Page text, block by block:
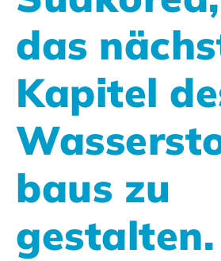
das
Kapitel
baus zu
gestalten.